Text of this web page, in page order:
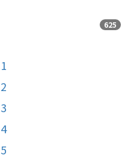
625
1
2
3
4
5